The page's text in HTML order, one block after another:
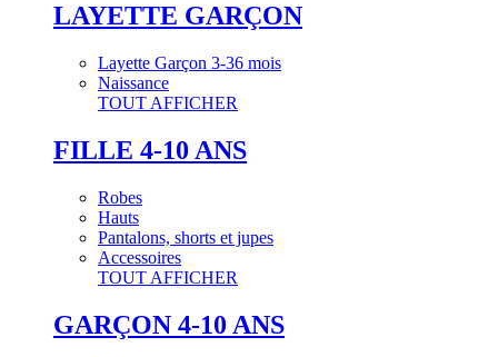
LAYETTE GARÇON
Layette Garçon 3-36 mois
Naissance
TOUT AFFICHER
FILLE 4-10 ANS
Robes
Hauts
Pantalons, shorts et jupes
Accessoires
TOUT AFFICHER
GARÇON 4-10 ANS